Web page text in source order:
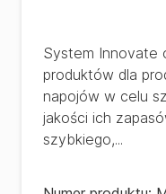
System Innovate
produktów dla
napojów w celu
jakości ich
szybkiego,...